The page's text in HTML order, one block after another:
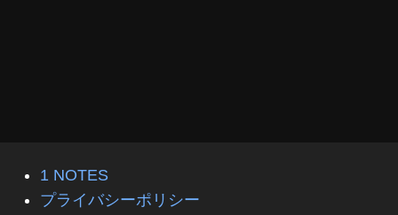
1 NOTES
プライバシーポリシー